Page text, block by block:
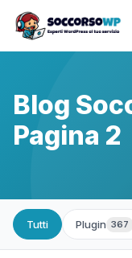
Blog
Pagina 2
Tutti Plugin 367